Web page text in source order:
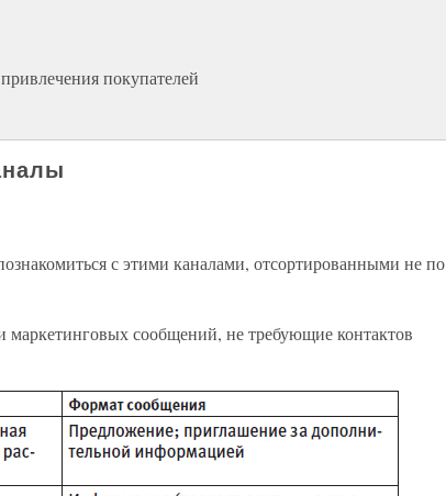
покупателей
с этими каналами, отсортированными не по
маркетинговых сообщений, не требующие контактов